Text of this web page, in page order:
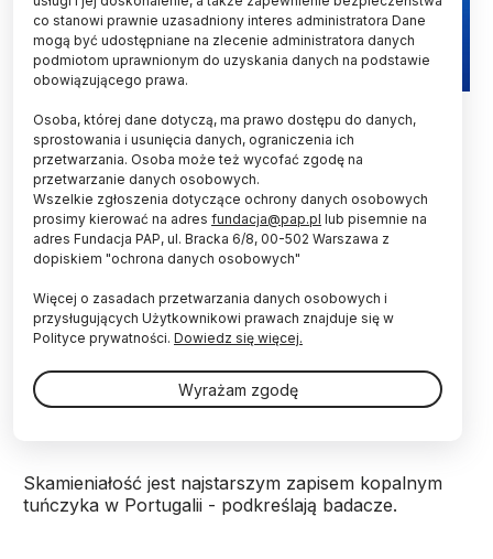
Zespół paleontologów odkrył najstarszą
skamielinę tuńczyka, który u brzegów dzisiejszej
Portugalii pływał w epoce miocenu. Skamieniałość
liczy sobie około 20 mln lat.
jednej z wypraw badawczych na terenie masywu
górskiego Arrabida, na zachodzie Portugalii,
położonego w pobliżu miasta Setubal. Na
pozostałość zwierzęcia natrafiono pomiędzy
przylądkiem Espichel a plażą Mec. - przekazał
Skamieniałość jest najstarszym zapisem kopalnym
tuńczyka w Portugalii - podkreślają badacze.
co stanowi prawnie uzasadniony interes administratora Dane
mogą być udostępniane na zlecenie administratora danych
podmiotom uprawnionym do uzyskania danych na podstawie
obowiązującego prawa.
Osoba, której dane dotyczą, ma prawo dostępu do danych,
sprostowania i usunięcia danych, ograniczenia ich
przetwarzania. Osoba może też wycofać zgodę na
przetwarzanie danych osobowych.
Wszelkie zgłoszenia dotyczące ochrony danych osobowych
prosimy kierować na adres fundacja@pap.pl lub pisemnie na
adres Fundacja PAP, ul. Bracka 6/8, 00-502 Warszawa z
dopiskiem "ochrona danych osobowych"
Więcej o zasadach przetwarzania danych osobowych i
przysługujących Użytkownikowi prawach znajduje się w
Polityce prywatności. Dowiedz się więcej.
Wyrażam zgodę